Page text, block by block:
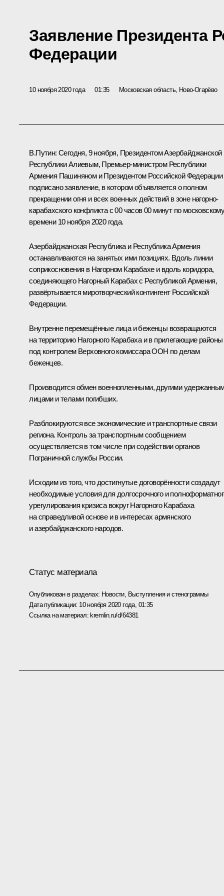
Заявление Президента
Федерации
10 ноября 2020 года 01:35 Московская область, Ново-Огарёво
В.Путин: Сегодня, 9 ноября, Президентом Азербайджанской
Республики Алиевым, Премьер-министром Республики
Армения Пашиняном и Президентом Российской Федерации
подписано заявление, в котором объявляется о полном
прекращении огня и всех военных действий в зоне нагорно-
карабахского конфликта с 00 часов 00 минут по
времени 10 ноября 2020 года.
Азербайджанская Республика и Республика Армения
останавливаются на занятых ими позициях. Вдоль линии
соприкосновения в Нагорном Карабахе и вдоль коридора,
соединяющего Нагорный Карабах с Республикой Армения,
развёртывается миротворческий контингент Российской
Федерации.
Внутренне перемещённые лица и беженцы возвращаются
на территорию Нагорного Карабаха и в прилегающие районы
под контролем Верховного комиссара ООН по делам
беженцев.
Производится обмен военнопленными, другими
лицами и телами погибших.
Разблокируются все экономические и транспортные связи
региона. Контроль за транспортным сообщением
осуществляется в том числе при содействии органов
Пограничной службы России.
Исходим из того, что достигнутые договорённости создадут
необходимые условия для долгосрочного и
урегулирования кризиса вокруг Нагорного Карабаха
на справедливой основе и в интересах армянского
и азербайджанского народов.
Статус материала
Опубликован в разделах: Новости, Выступления и стенограммы
Дата публикации: 10 ноября 2020 года, 01:35
Ссылка на материал:kremlin.ru/d/64381